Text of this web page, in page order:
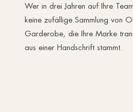
Wer in drei Jahren auf Ihre
keine zufällige Sammlung von
Garderobe, die Ihre Marke
aus einer Handschrift stammt.